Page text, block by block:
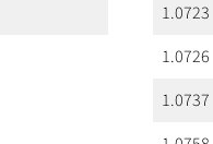
1.0723
1.0726
1.0737